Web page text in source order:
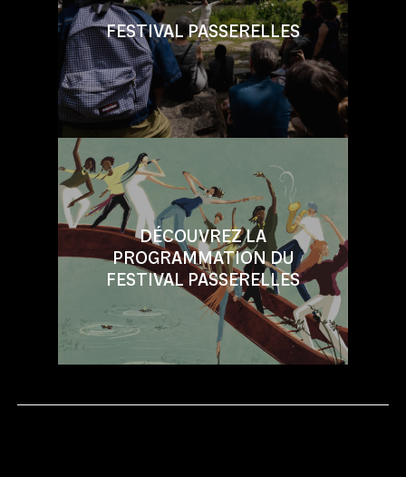
FESTIVAL PASSERELLES
DÉCOUVREZ LA
PROGRAMMATION DU
FESTIVAL PASSERELLES